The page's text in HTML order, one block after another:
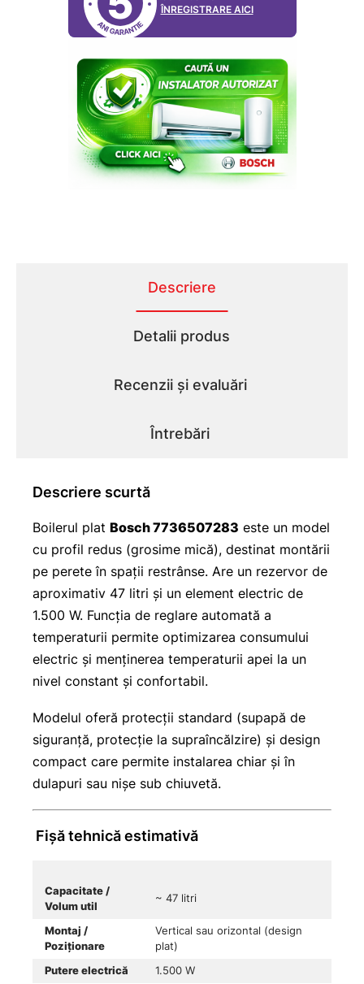
ÎNREGISTRARE AICI
Descriere
Detalii produs
Recenzii și evaluări
Întrebări
Descriere scurtă
Boilerul plat Bosch 7736507283 este un model
cu profil redus (grosime mică), destinat montării
pe perete în spații restrânse. Are un rezervor de
aproximativ 47 litri și un element electric de
1.500 W. Funcția de reglare automată a
temperaturii permite optimizarea consumului
electric și menținerea temperaturii apei la un
nivel constant și confortabil.
Modelul oferă protecții standard (supapă de
siguranță, protecție la supraîncălzire) și design
compact care permite instalarea chiar și în
dulapuri sau nișe sub chiuvetă.
Fișă tehnică estimativă
Capacitate /
Volum util
~ 47 litri
Montaj /
Poziționare
Vertical sau orizontal (design
plat)
Putere electrică
1.500 W